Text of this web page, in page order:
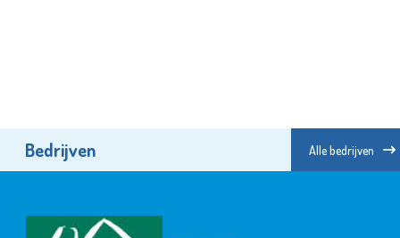
Bedrijven Alle bedrijven